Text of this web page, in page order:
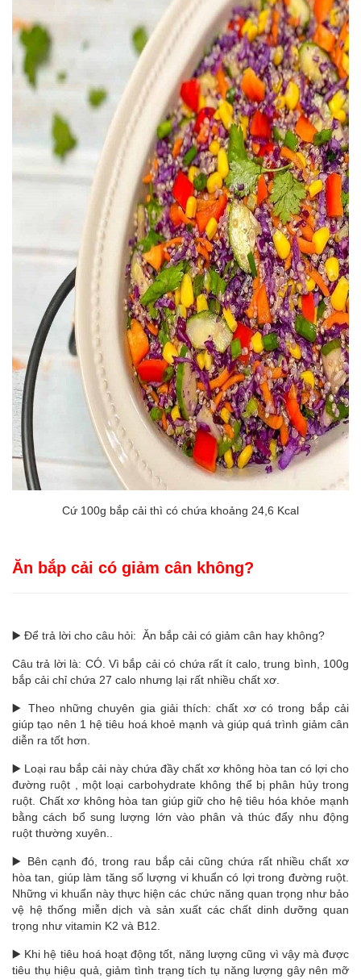
Cứ 100g bắp cải thì có chứa khoảng 24,6 Kcal
Ăn bắp cải có giảm cân không?
▶️ Để trả lời cho câu hỏi: Ăn bắp cải có giảm cân hay không?
Câu trả lời là: CÓ. Vì bắp cải có chứa rất ít calo, trung bình, 100g
bắp cải chỉ chứa 27 calo nhưng lại rất nhiều chất xơ.
▶️ Theo những chuyên gia giải thích: chất xơ có trong bắp cải
giúp tạo nên 1 hệ tiêu hoá khoẻ mạnh và giúp quá trình giảm cân
diễn ra tốt hơn.
▶️ Loại rau bắp cải này chứa đầy chất xơ không hòa tan có lợi cho
đường ruột , một loại carbohydrate không thể bị phân hủy trong
ruột. Chất xơ không hòa tan giúp giữ cho hệ tiêu hóa khỏe mạnh
bằng cách bổ sung lượng lớn vào phân và thúc đẩy nhu động
ruột thường xuyên..
▶️ Bên cạnh đó, trong rau bắp cải cũng chứa rất nhiều chất xơ
hòa tan, giúp làm tăng số lượng vi khuẩn có lợi trong đường ruột.
Những vi khuẩn này thực hiện các chức năng quan trọng như bảo
vệ hệ thống miễn dịch và sản xuất các chất dinh dưỡng quan
trọng như vitamin K2 và B12.
▶️ Khi hệ tiêu hoá hoạt động tốt, năng lượng cũng vì vậy mà được
tiêu thụ hiệu quả, giảm tình trạng tích tụ năng lượng gây nên mỡ